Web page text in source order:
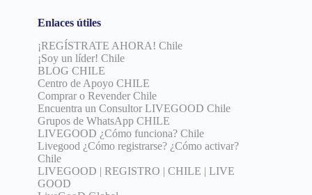
Enlaces útiles
¡REGÍSTRATE AHORA! Chile
¡Soy un líder! Chile
BLOG CHILE
Centro de Apoyo CHILE
Comprar o Revender Chile
Encuentra un Consultor LIVEGOOD Chile
Grupos de WhatsApp CHILE
LIVEGOOD ¿Cómo funciona? Chile
Livegood ¿Cómo registrarse? ¿Cómo activar?
Chile
LIVEGOOD | REGISTRO | CHILE | LIVE
GOOD